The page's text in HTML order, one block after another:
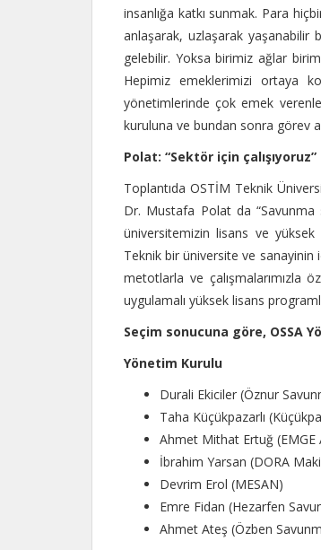
insanlığa katkı sunmak. Para
anlaşarak, uzlaşarak yaşanabilir
gelebilir. Yoksa birimiz ağlar
Hepimiz emeklerimizi ortaya
yönetimlerinde çok emek
kuruluna ve bundan sonra görev
Polat: “Sektör için çalışıyoruz”
Toplantıda OSTİM Teknik
Dr. Mustafa Polat da
üniversitemizin lisans ve yüksek
Teknik bir üniversite ve sanayinin
metotlarla ve çalışmalarımızla
uygulamalı yüksek lisans
Seçim sonucuna göre, OSSA
Yönetim Kurulu
Durali Ekiciler (Öznur
Taha Küçükpazarlı
Ahmet Mithat Ertuğ (EMGE
İbrahim Yarsan (DORA
Devrim Erol (MESAN)
Emre Fidan (Hezarfen
Ahmet Ateş (Özben